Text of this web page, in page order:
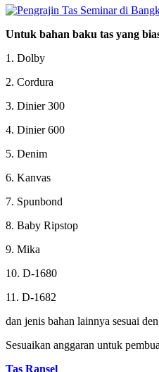
Untuk bahan baku tas yang
1. Dolby
2. Cordura
3. Dinier 300
4. Dinier 600
5. Denim
6. Kanvas
7. Spunbond
8. Baby Ripstop
9. Mika
10. D-1680
11. D-1682
dan jenis bahan lainnya sesuai
Sesuaikan anggaran untuk
Tas Ransel